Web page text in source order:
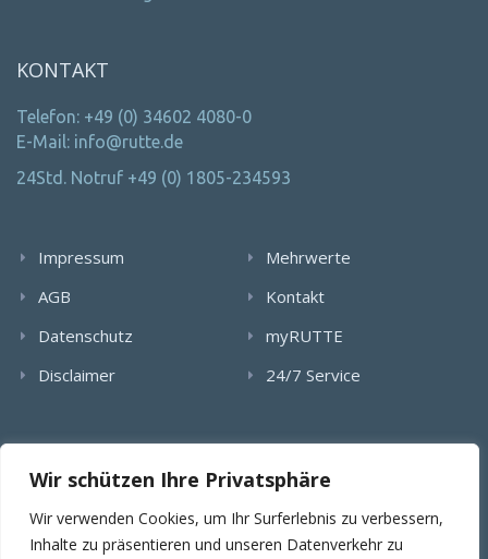
Wir schützen Ihre Privatsphäre
Wir verwenden Cookies, um Ihr Surferlebnis zu verbessern,
Inhalte zu präsentieren und unseren Datenverkehr zu
KONTAKT
Telefon: +49 (0) 34602 4080-0
E-Mail: info@rutte.de
24Std. Notruf +49 (0) 1805-234593
Impressum
AGB
Datenschutz
Disclaimer
Mehrwerte
Kontakt
myRUTTE
24/7 Service
Verlinkung von Bildern, textlichen Inhalten und Videos bedarf
der schriftlichen Genehmigung der RUTTE Sicherungstechnik